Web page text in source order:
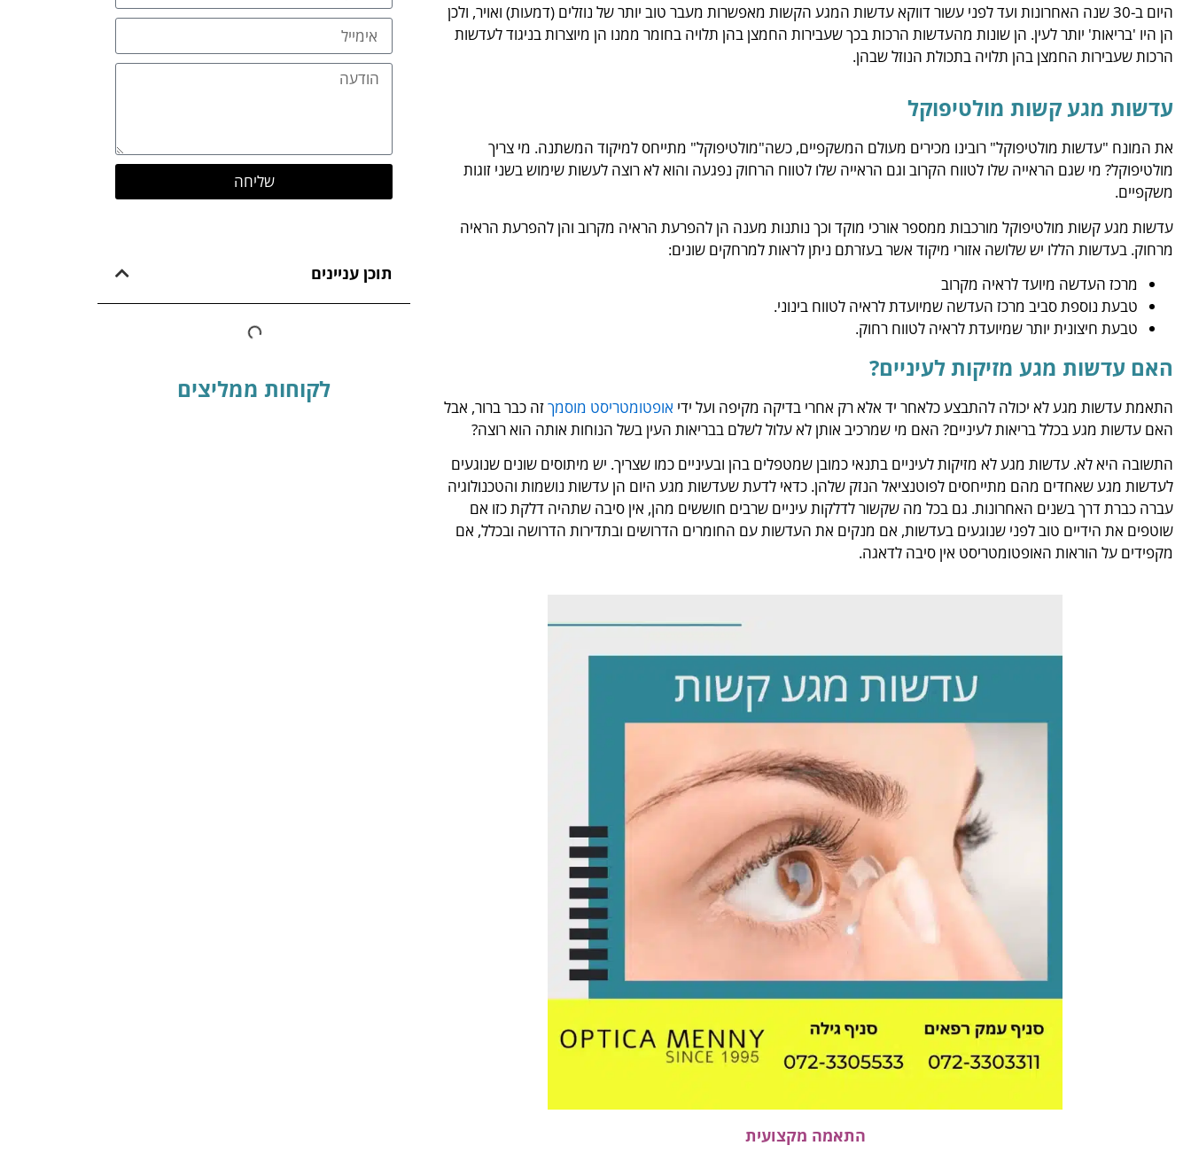
היום ב-30 שנה האחרונות ועד לפני עשור דווקא עדשות המגע הקשות מאפשרות מעבר טוב יותר של נוזלים (דמעות) ואויר, ולכן
הן היו 'בריאות' יותר לעין. הן שונות מהעדשות הרכות בכך שעבירות החמצן בהן תלויה בחומר ממנו הן מיוצרות בניגוד לעדשות
הרכות שעבירות החמצן בהן תלויה בתכולת הנוזל שבהן.
עדשות מגע קשות מולטיפוקל
את המונח "עדשות מולטיפוקל" רובינו מכירים מעולם המשקפיים, כשה"מולטיפוקל" מתייחס למיקוד המשתנה. מי צריך
מולטיפוקל? מי שגם הראייה שלו לטווח הקרוב וגם הראייה שלו לטווח הרחוק נפגעה והוא לא רוצה לעשות שימוש בשני זוגות
משקפיים.
עדשות מגע קשות מולטיפוקל מורכבות ממספר אורכי מוקד וכך נותנות מענה הן להפרעת הראיה מקרוב והן להפרעת הראיה
מרחוק. בעדשות הללו יש שלושה אזורי מיקוד אשר בעזרתם ניתן לראות למרחקים שונים:
מרכז העדשה מיועד לראיה מקרוב
טבעת נוספת סביב מרכז העדשה שמיועדת לראיה לטווח בינוני.
טבעת חיצונית יותר שמיועדת לראיה לטווח רחוק.
האם עדשות מגע מזיקות לעיניים?
התאמת עדשות מגע לא יכולה להתבצע כלאחר יד אלא רק אחרי בדיקה מקיפה ועל ידי אופטומטריסט מוסמךזה כבר ברור, אבל
האם עדשות מגע בכלל בריאות לעיניים? האם מי שמרכיב אותן לא עלול לשלם בבריאות העין בשל הנוחות אותה הוא רוצה?
התשובה היא לא. עדשות מגע לא מזיקות לעיניים בתנאי כמובן שמטפלים בהן ובעיניים כמו שצריך. יש מיתוסים שונים שנוגעים
לעדשות מגע שאחדים מהם מתייחסים לפוטנציאל הנזק שלהן. כדאי לדעת שעדשות מגע היום הן עדשות נושמות והטכנולוגיה
עברה כברת דרך בשנים האחרונות. גם בכל מה שקשור לדלקות עיניים שרבים חוששים מהן, אין סיבה שתהיה דלקת כזו אם
שוטפים את הידיים טוב לפני שנוגעים בעדשות, אם מנקים את העדשות עם החומרים הדרושים ובתדירות הדרושה ובכלל, אם
מקפידים על הוראות האופטומטריסט אין סיבה לדאגה.
התאמה מקצועית
שליחה
תוכן עניינים
לקוחות ממליצים